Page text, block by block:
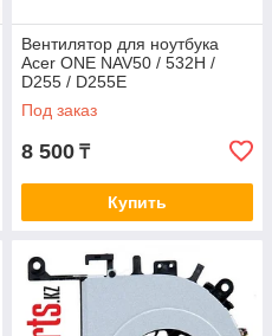
Вентилятор для ноутбука
Acer ONE NAV50 / 532H /
D255 / D255E
Под заказ
8 500 ₸
Купить